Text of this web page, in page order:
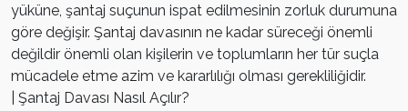
yüküne, şantaj suçunun ispat edilmesinin zorluk durumuna
göre değişir. Şantaj davasının ne kadar süreceği önemli
değildir önemli olan kişilerin ve toplumların her tür suçla
mücadele etme azim ve kararlılığı olması gerekliliğidir.
| Şantaj Davası Nasıl Açılır?